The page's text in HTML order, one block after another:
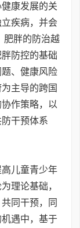
康发展的关
疾病，并会
肥胖的防治越
防控的基础
、健康风险
主导的跨国
作策略，以
干预体系
儿童青少年
理论基础，
同干预，同
遇中，基于